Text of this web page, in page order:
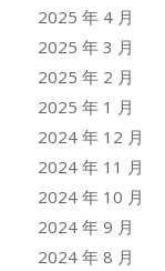
2025 年 4 月
2025 年 3 月
2025 年 2 月
2025 年 1 月
2024 年 12 月
2024 年 11 月
2024 年 10 月
2024 年 9 月
2024 年 8 月